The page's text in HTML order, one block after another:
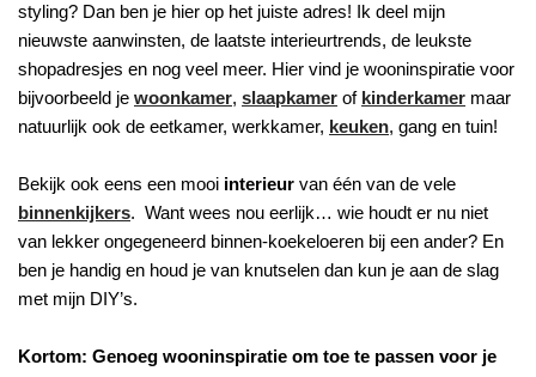
styling? Dan ben je hier op het juiste adres! Ik deel mijn
nieuwste aanwinsten, de laatste interieurtrends, de leukste
shopadresjes en nog veel meer. Hier vind je wooninspiratie voor
bijvoorbeeld je woonkamer, slaapkamer of kinderkamer maar
natuurlijk ook de eetkamer, werkkamer, keuken, gang en tuin!
Bekijk ook eens een mooi interieur van één van de vele
binnenkijkers. Want wees nou eerlijk… wie houdt er nu niet
van lekker ongegeneerd binnen-koekeloeren bij een ander? En
ben je handig en houd je van knutselen dan kun je aan de slag
met mijn DIY’s.
Kortom: Genoeg wooninspiratie om toe te passen voor je